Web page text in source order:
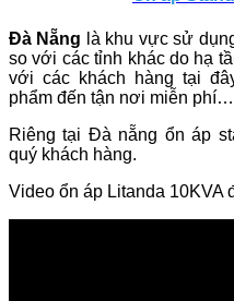
Đà Nẵng là khu vực sử
so với các tỉnh khác do hạ
với các khách hàng tại
phẩm đến tận nơi miễn
Riêng tại Đà nẵng ổn áp
quý khách hàng.
Video ổn áp Litanda 10KVA